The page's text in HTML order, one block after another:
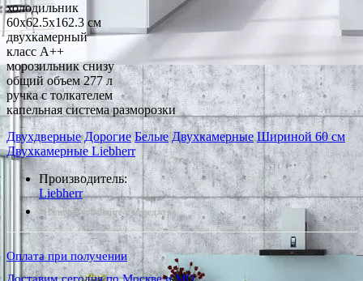
холодильник
60x62.5x162.3 см
двухкамерный
класс A++
морозильник снизу
общий объем 277 л
ручка с толкателем
капельная система разморозки
Двухдверные Дорогие Белые Двухкамерные Шириной 60 см
Двухкамерные Liebherr
Производитель:
Liebherr
*Наличие уточняйте у менеджера
Оплата при получении